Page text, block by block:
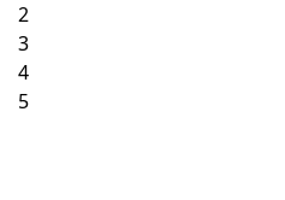
2
3
4
5